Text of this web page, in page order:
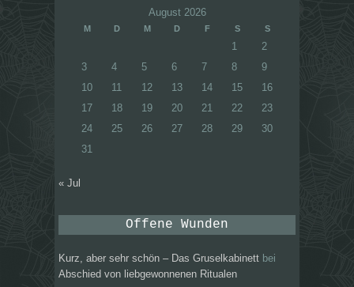
August 2026
M D M D F S S
1
2
3
4 5 6 7 8
9
10
11 12 13 14 15
16
17
18 19 20 21 22
23
24
25 26 27 28 29
30
31
« Jul
Offene Wunden
Kurz, aber sehr schön – Das Gruselkabinett bei
Abschied von liebgewonnenen Ritualen